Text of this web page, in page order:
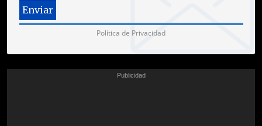
Política de Privacidad